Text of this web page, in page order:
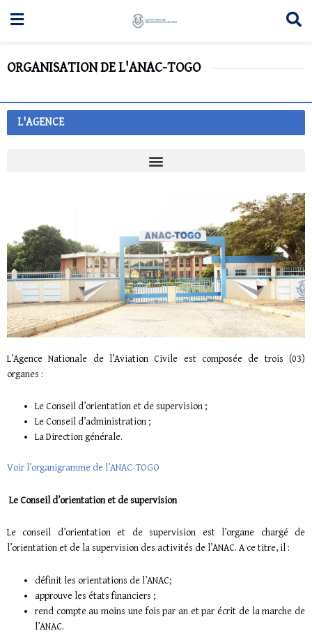
ORGANISATION DE L'ANAC-TOGO
L'AGENCE
L’Agence Nationale de l’Aviation Civile est composée de trois (03)
organes :
Le Conseil d’orientation et de supervision ;
Le Conseil d’administration ;
La Direction générale.
Voir l’organigramme de l’ANAC-TOGO
Le Conseil d’orientation et de supervision
Le conseil d’orientation et de supervision est l’organe chargé de
l’orientation et de la supervision des activités de l’ANAC. A ce titre, il :
définit les orientations de l’ANAC;
approuve les états financiers ;
rend compte au moins une fois par an et par écrit de la marche de
l’ANAC.